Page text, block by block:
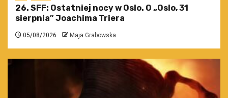
26. SFF: Ostatniej nocy w Oslo. O „Oslo, 31
sierpnia” Joachima Triera
05/08/2026 Maja Grabowska